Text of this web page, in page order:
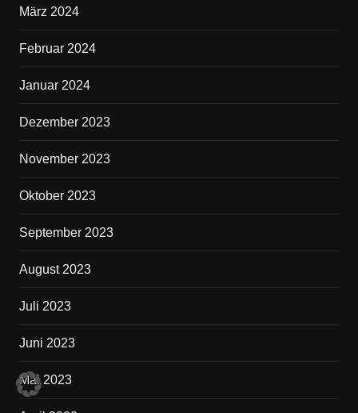
März 2024
Februar 2024
Januar 2024
Dezember 2023
November 2023
Oktober 2023
September 2023
August 2023
Juli 2023
Juni 2023
Mai 2023